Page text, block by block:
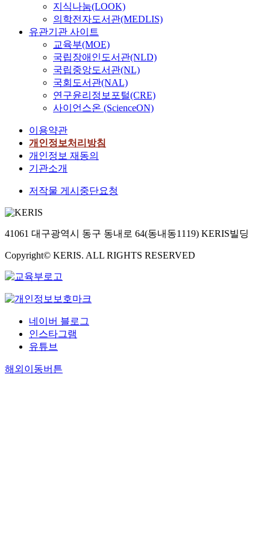
지식나눔(LOOK)
의학전자도서관(MEDLIS)
유관기관 사이트
교육부(MOE)
국립장애인도서관(NLD)
국립중앙도서관(NL)
국회도서관(NAL)
연구윤리정보포털(CRE)
사이언스온 (ScienceON)
이용약관
개인정보처리방침
개인정보 재동의
기관소개
저작물 게시중단요청
41061 대구광역시 동구 동내로 64(동내동1119) KERIS빌딩
Copyright© KERIS. ALL RIGHTS RESERVED
네이버 블로그
인스타그램
유튜브
해외이동버튼